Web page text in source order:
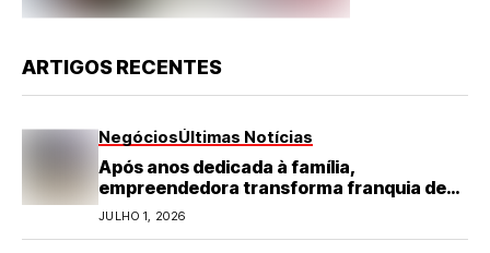
ARTIGOS RECENTES
NegóciosÚltimas Notícias
Após anos dedicada à família,
empreendedora transforma franquia de
turismo em negócio de destaque no RN
JULHO 1, 2026